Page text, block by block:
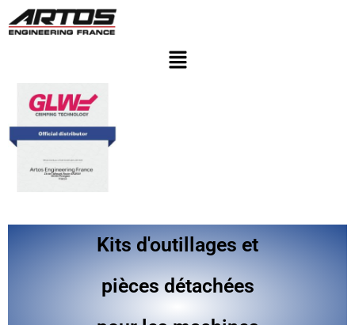
Kits d'outillages et
pièces détachées